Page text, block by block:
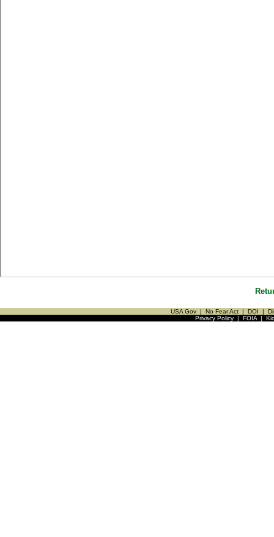
USA Gov | No Fear Act | DOI |
Privacy Policy| FOIA|